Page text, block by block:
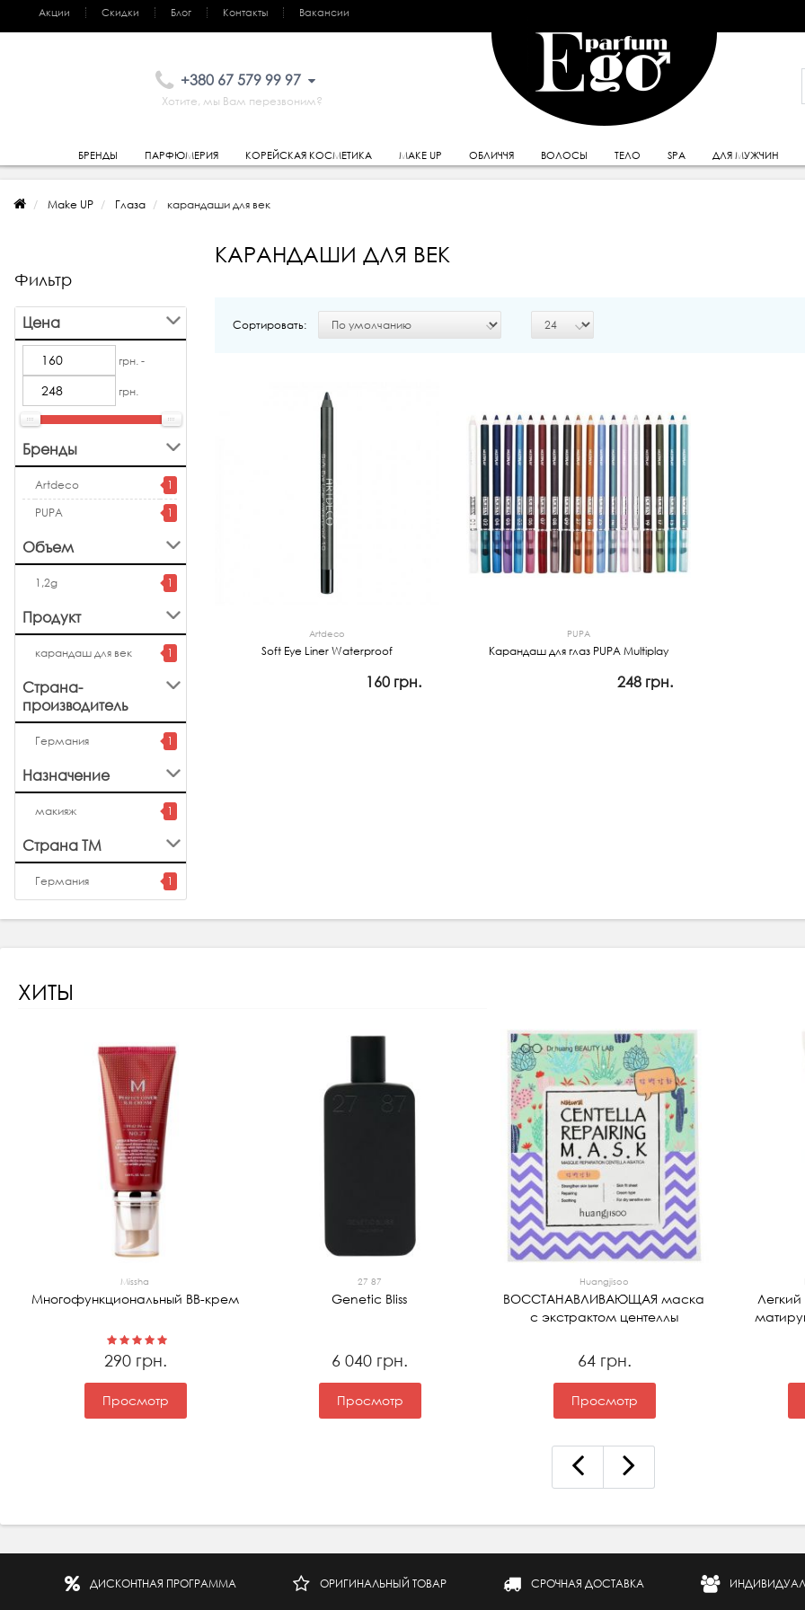
Акции Скидки Блог Контакты Вакансии
+380 67 579 99 97
Хотите, мы Вам перезвоним?
БРЕНДЫ ПАРФЮМЕРИЯ КОРЕЙСКАЯ КОСМЕТИКА MAKE UP ОБЛИЧЧЯ ВОЛОСЫ ТЕЛО SPA ДЛЯ МУЖЧИН
Make UP Глаза карандаши для век
Фильтр
Цена
грн. -
грн.
Бренды
Artdeco
1
PUPA
1
Объем
1,2g 1
Продукт
карандаш для век 1
Страна-
производитель
Германия 1
Назначение
макияж 1
Страна ТМ
Германия 1
КАРАНДАШИ ДЛЯ ВЕК
Сортировать:
Artdeco
Soft Eye Liner Waterproof
160 грн.
PUPA
Карандаш для глаз PUPA Multiplay
248 грн.
ХИТЫ
Missha
Многофункциональный ВВ-крем
290 грн.
Просмотр
27 87
Genetic Bliss
6 040 грн.
Просмотр
Huangjisoo
ВОССТАНАВЛИВАЮЩАЯ маска
с экстрактом центеллы
64 грн.
Просмотр
ДИСКОНТНАЯ ПРОГРАММА ОРИГИНАЛЬНЫЙ ТОВАР СРОЧНАЯ ДОСТАВКА